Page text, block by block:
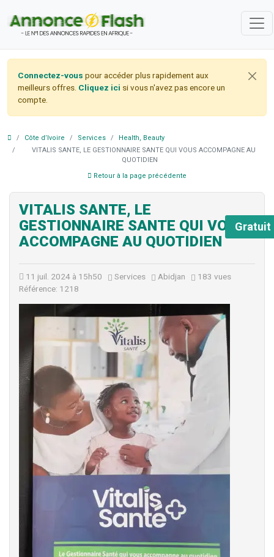
Connectez-vous pour accéder plus rapidement aux
meilleurs offres. Cliquez ici si vous n'avez pas encore un
compte.
Côte d’Ivoire Services
Health, Beauty
VITALIS SANTE, LE GESTIONNAIRE SANTE QUI VOUS ACCOMPAGNE AU
QUOTIDIEN
Retour à la page précédente
VITALIS SANTE, LE
GESTIONNAIRE SANTE QUI VOUS
ACCOMPAGNE AU QUOTIDIEN
11 juil. 2024 à 15h50 Services Abidjan
183 vues
Référence: 1218
Gratuit